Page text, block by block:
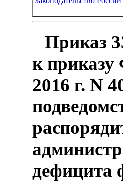
Приказ
к приказу
2016 г. N
дефицита